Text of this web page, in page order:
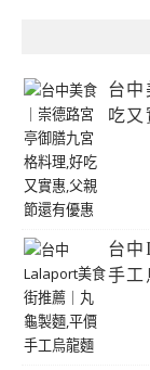
台
吃
台
手工